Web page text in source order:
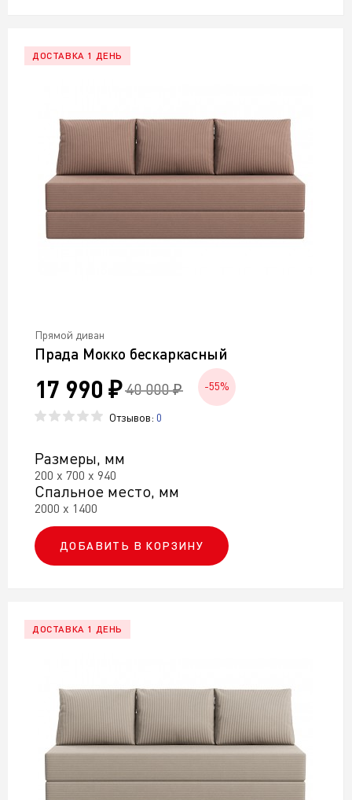
Прямой диван
Прада Мокко бескаркасный
17 990 ₽ 40 000 ₽ -55%
Отзывов: 0
Размеры, мм
200 х 700 х 940
Спальное место, мм
2000 х 1400
ДОБАВИТЬ В КОРЗИНУ
ДОСТАВКА 1 ДЕНЬ
ДОСТАВКА 1 ДЕНЬ